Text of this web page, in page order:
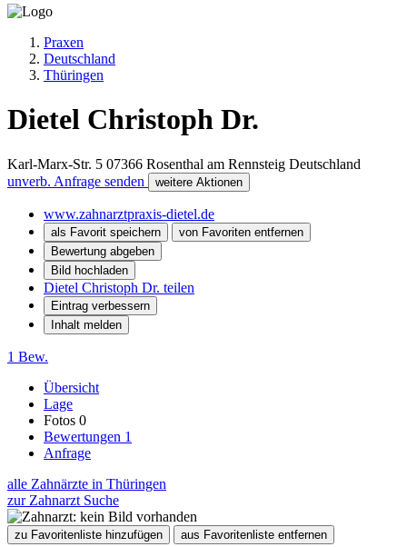
Praxen
Deutschland
Thüringen
Dietel Christoph Dr.
Karl-Marx-Str. 5 07366 Rosenthal am Rennsteig Deutschland
unverb. Anfrage senden
weitere Aktionen
www.zahnarztpraxis-dietel.de
als Favorit speichern
von Favoriten entfernen
Bewertung abgeben
Bild hochladen
Dietel Christoph Dr. teilen
Eintrag verbessern
Inhalt melden
1 Bew.
Übersicht
Lage
Fotos 0
Bewertungen 1
Anfrage
alle Zahnärzte in Thüringen
zur Zahnarzt Suche
zu Favoritenliste hinzufügen aus Favoritenliste entfernen